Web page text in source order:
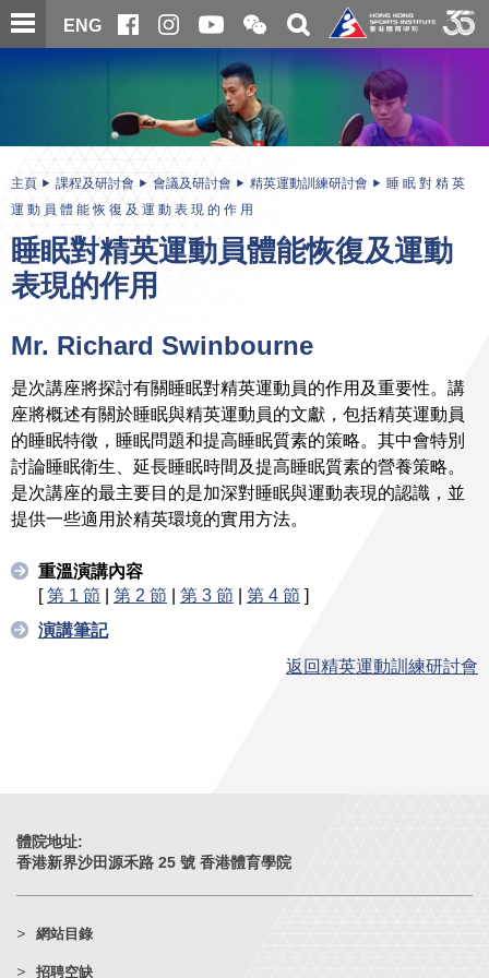
跳
至
ENG
開
合
信
二
維
碼
關
搜
主頁 課程及研討會 會議及研討會 精英運動訓練研討會
睡 眠 對 精 英
運 動 員 體 能 恢 復 及 運 動 表 現 的 作 用
睡眠對精英運動員體能恢復及運動
表現的作用
Mr. Richard Swinbourne
是次講座將探討有關睡眠對精英運動員的作用及重要性。講
座將概述有關於睡眠與精英運動員的文獻，包括精英運動員
的睡眠特徵，睡眠問題和提高睡眠質素的策略。其中會特別
討論睡眠衛生、延長睡眠時間及提高睡眠質素的營養策略。
是次講座的最主要目的是加深對睡眠與運動表現的認識，並
提供一些適用於精英環境的實用方法。
重溫演講內容
[第 1 節 | 第 2 節 | 第 3 節 | 第 4 節 ]
演講筆記
返回精英運動訓練研討會
體院地址:
香港新界沙田源禾路 25 號 香港體育學院
網站目錄
招聘空缺